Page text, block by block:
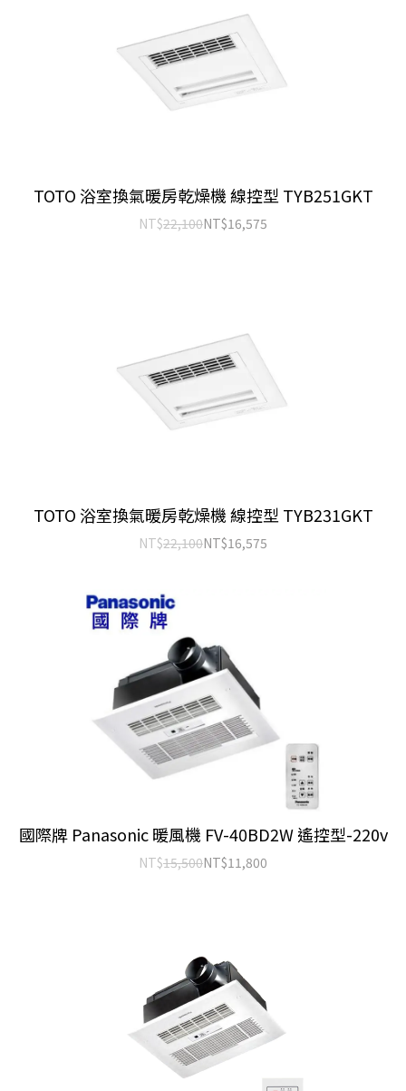
TOTO 浴室換氣暖房乾燥機 線控型 TYB251GKT
NT$22,100NT$16,575
TOTO 浴室換氣暖房乾燥機 線控型 TYB231GKT
NT$22,100NT$16,575
國際牌 Panasonic 暖風機 FV-40BD2W 遙控型-220v
NT$15,500NT$11,800